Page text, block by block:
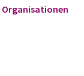
Organisationen